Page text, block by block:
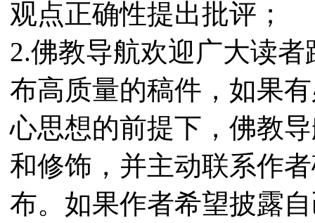
观点正确性提出批评；
2.佛教导航欢迎广大读
布高质量的稿件，如果
心思想的前提下，佛教
和修饰，并主动联系作
布。如果作者希望披露